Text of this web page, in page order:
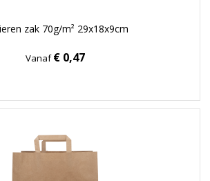
zak 70g/m² 29x18x9cm
Vanaf€ 0,47